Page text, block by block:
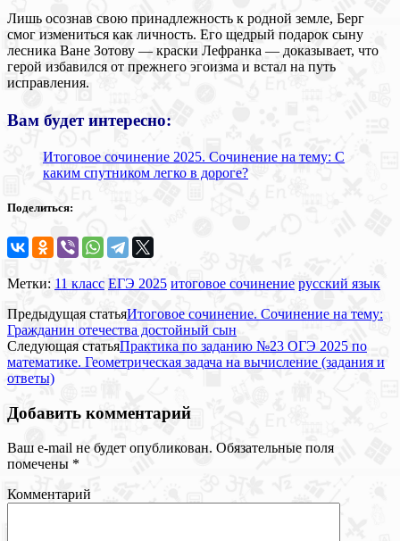
Лишь осознав свою принадлежность к родной земле, Берг
смог измениться как личность. Его щедрый подарок сыну
лесника Ване Зотову — краски Лефранка — доказывает, что
герой избавился от прежнего эгоизма и встал на путь
исправления.
Вам будет интересно:
Итоговое сочинение 2025. Сочинение на тему: С
каким спутником легко в дороге?
Поделиться:
Метки: 11 класс ЕГЭ 2025 итоговое сочинение русский язык
Предыдущая статьяИтоговое сочинение. Сочинение на тему:
Гражданин отечества достойный сын
Следующая статьяПрактика по заданию №23 ОГЭ 2025 по
математике. Геометрическая задача на вычисление (задания и
ответы)
Добавить комментарий
Ваш e-mail не будет опубликован. Обязательные поля
помечены *
Комментарий